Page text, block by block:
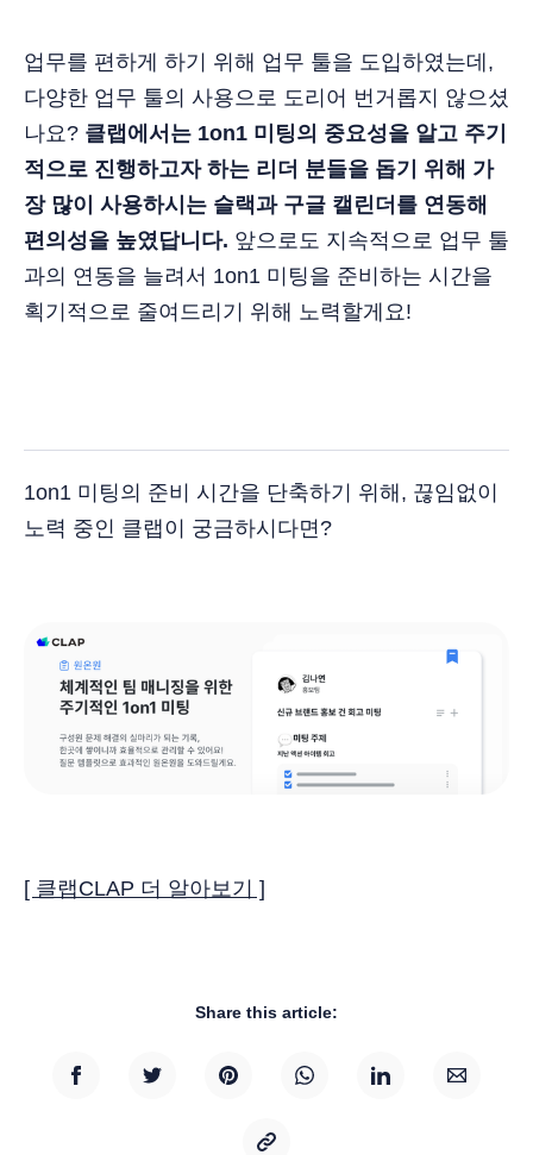
업무를 편하게 하기 위해 업무 툴을 도입하였는데,
다양한 업무 툴의 사용으로 도리어 번거롭지 않으셨
나요? 클랩에서는 1on1 미팅의 중요성을 알고 주기
적으로 진행하고자 하는 리더 분들을 돕기 위해 가
장 많이 사용하시는 슬랙과 구글 캘린더를 연동해
편의성을 높였답니다. 앞으로도 지속적으로 업무 툴
과의 연동을 늘려서 1on1 미팅을 준비하는 시간을
획기적으로 줄여드리기 위해 노력할게요!
1on1 미팅의 준비 시간을 단축하기 위해, 끊임없이
노력 중인 클랩이 궁금하시다면?
[ 클랩CLAP 더 알아보기 ]
Share this article: